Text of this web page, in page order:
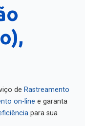
de Rastreamento
on-line e garanta
para sua